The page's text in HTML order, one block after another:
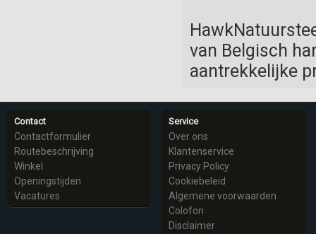
van Belgisch
aantrekkelijke
Contact
Contactformulier
Routebeschrijving
Winkel
Openingstijden
Vacatures
Service
Over ons
Klantenservice
Privacy Policy
Cookiebeleid
Algemene voorwaarden
Colofon
Disclaimer